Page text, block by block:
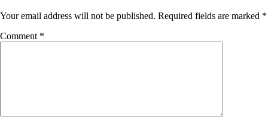
Your email address will not be published. Required fields are marked *
Comment *